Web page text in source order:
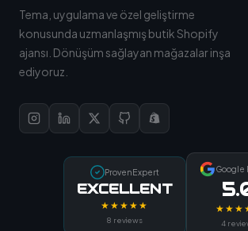
Tema, uygulama ve özel geliştirme
konusunda uzmanlaşmış butik Shopify
ajansı. Dönüşüm sağlayan mağazalar inşa
ediyoruz.
ProvenExpert
EXCELLENT
★★★★★
8 reviews
Google
4